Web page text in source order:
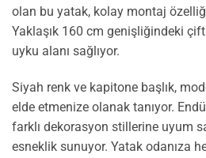
olan bu yatak, kolay montaj
Yaklaşık 160 cm genişliğindeki
uyku alanı sağlıyor.
Siyah renk ve kapitone başlık,
elde etmenize olanak tanıyor.
farklı dekorasyon stillerine uyum
esneklik sunuyor. Yatak odanıza